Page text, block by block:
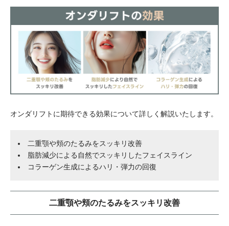
オンダリフトに期待できる効果について詳しく解説いたします。
二重顎や頬のたるみをスッキリ改善
脂肪減少による自然でスッキリしたフェイスライン
コラーゲン生成によるハリ・弾力の回復
二重顎や頬のたるみをスッキリ改善